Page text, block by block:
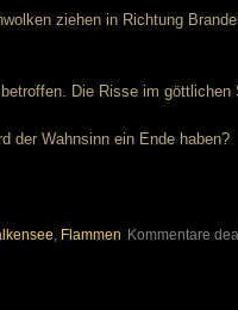
ziehen in Richtung
Die Risse im
der Wahnsinn ein Ende haben?
, Flammen Kommentare